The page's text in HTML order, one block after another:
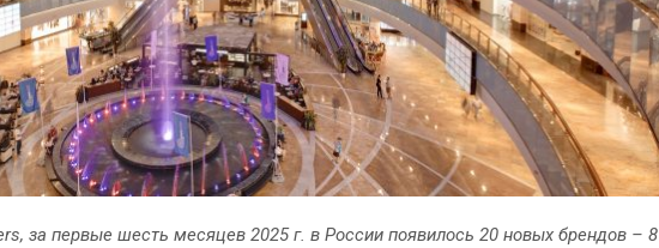
за первые шесть месяцев 2025 г. в России появилось 20 новых брендов – 8